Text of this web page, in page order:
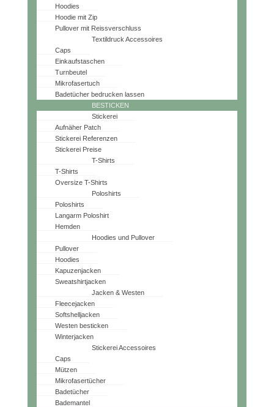
Hoodies
Hoodie mit Zip
Pullover mit Reissverschluss
Textildruck Accessoires
Caps
Einkaufstaschen
Turnbeutel
Mikrofasertuch
Badetücher bedrucken lassen
BESTICKEN
Stickerei
Aufnäher Patch
Stickerei Referenzen
Stickerei Preise
T-Shirts
T-Shirts
Oversize T-Shirts
Poloshirts
Poloshirts
Langarm Poloshirt
Hemden
Hoodies und Pullover
Pullover
Hoodies
Kapuzenjacken
Sweatshirtjacken
Jacken & Westen
Fleecejacken
Softshelljacken
Westen besticken
Winterjacken
Stickerei Accessoires
Caps
Mützen
Mikrofasertücher
Badetücher
Bademantel